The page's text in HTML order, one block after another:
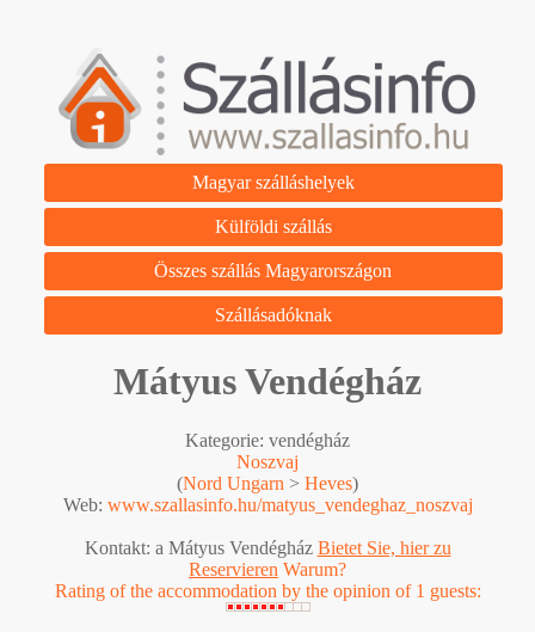
Magyar szálláshelyek
Külföldi szállás
Összes szállás Magyarországon
Szállásadóknak
Mátyus Vendégház
Kategorie: vendégház
Noszvaj
(Nord Ungarn > Heves)
Web: www.szallasinfo.hu/matyus_vendeghaz_noszvaj
Kontakt: a Mátyus Vendégház Bietet Sie, hier zu
Reservieren Warum?
Rating of the accommodation by the opinion of 1 guests: